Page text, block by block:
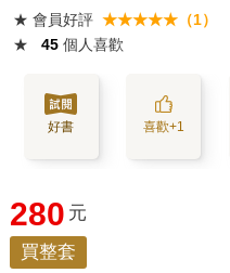
★ 會員好評 ★★★★★（1）
★
45 個人喜歡
好書 喜歡+1
280 元
買整套